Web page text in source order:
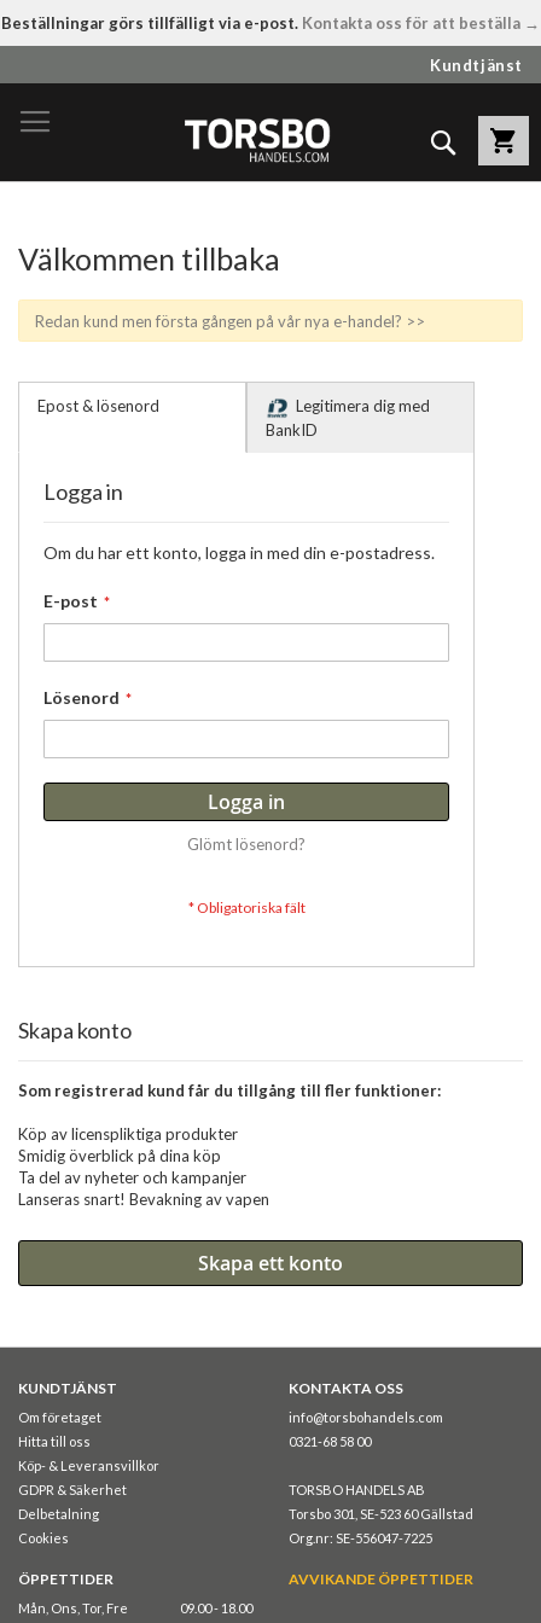
Beställningar görs tillfälligt via e-post. Kontakta oss för att beställa →
till
innehållet
Kundtjänst
Sök
Välkommen tillbaka
Redan kund men första gången på vår nya e-handel? >>
Epost & lösenord
Legitimera dig med
BankID
Logga in
Om du har ett konto, logga in med din e-postadress.
E-post
Lösenord
Logga in
Glömt lösenord?
Skapa konto
Som registrerad kund får du tillgång till fler funktioner:
Köp av licenspliktiga produkter
Smidig överblick på dina köp
Ta del av nyheter och kampanjer
Lanseras snart! Bevakning av vapen
Skapa ett konto
KUNDTJÄNST
Om företaget
Hitta till oss
Köp- & Leveransvillkor
GDPR & Säkerhet
Delbetalning
Cookies
KONTAKTA OSS
info@torsbohandels.com
0321-68 58 00
TORSBO HANDELS AB
Torsbo 301, SE-523 60 Gällstad
Org.nr: SE-556047-7225
ÖPPETTIDER
Mån, Ons, Tor, Fre 09.00 - 18.00
AVVIKANDE ÖPPETTIDER